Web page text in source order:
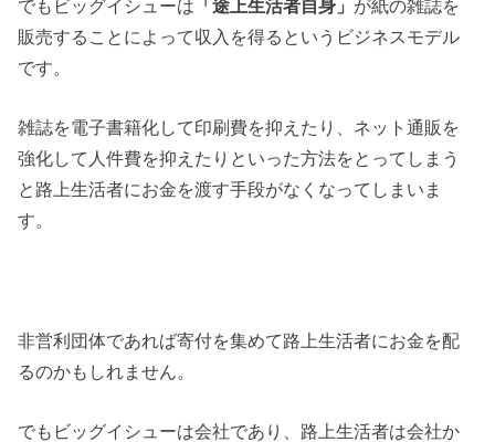
でもビッグイシューは 「途上生活者自身」 が紙の雑誌を
販売することによって収入を得るというビジネスモデル
です。
雑誌を電子書籍化して印刷費を抑えたり、ネット通販を
強化して人件費を抑えたりといった方法をとってしまう
と路上生活者にお金を渡す手段がなくなってしまいま
す。
非営利団体であれば寄付を集めて路上生活者にお金を配
るのかもしれません。
でもビッグイシューは会社であり、路上生活者は会社か